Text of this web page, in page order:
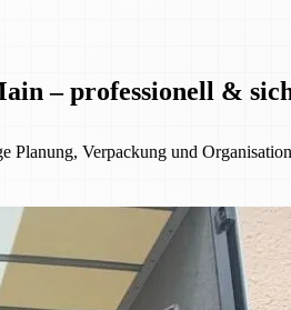
– professionell &
Verpackung und